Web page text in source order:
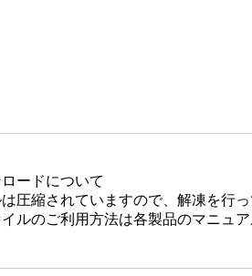
ードについて
圧縮されていますので、解凍を行
ルのご利用方法は各製品のマニュ